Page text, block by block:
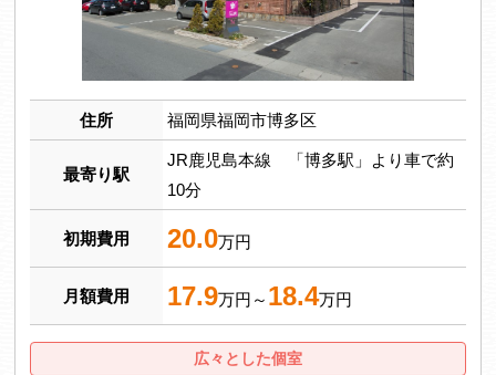
住所 福岡県福岡市博多区
最寄り駅
JR鹿児島本線 「博多駅」より車で約
10分
初期費用 20.0万円
月額費用 17.9万円～ 18.4万円
広々とした個室